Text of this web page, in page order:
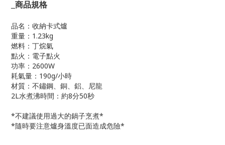
商品規格
品名：收納卡式爐
重量：1.23kg
燃料：丁烷氣
點火：電子點火
功率：2600W
耗氣量：190g/小時
材質：不鏽鋼、銅、鋁、尼龍
2L水煮沸時間：約8分50秒
*不建議使用過大的鍋子烹煮*
*隨時要注意爐身溫度已面造成危險*